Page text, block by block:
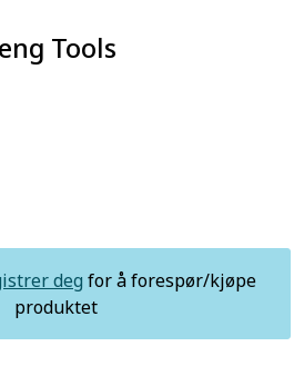
Tools
deg for å forespør/kjøpe
produktet